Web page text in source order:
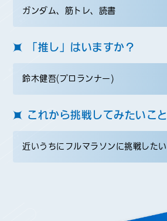
ガンダム、筋トレ、読書
「推し」はいますか？
鈴木健吾(プロランナー)
これから挑戦してみたいこと
近いうちにフルマラソンに挑戦したい